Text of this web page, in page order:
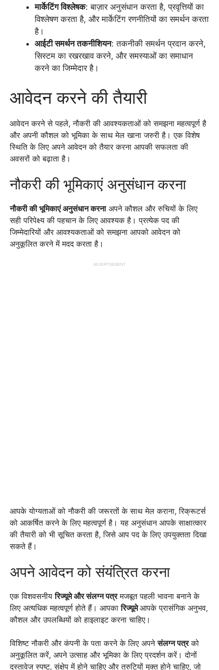
मार्केटिंग विश्लेषक: बाज़ार अनुसंधान करता है, प्रवृत्तियों का
विश्लेषण करता है, और मार्केटिंग रणनीतियों का समर्थन करता
है।
आईटी समर्थन तकनीशियन: तकनीकी समर्थन प्रदान करने,
सिस्टम का रखरखाव करने, और समस्याओं का समाधान
करने का जिम्मेदार है।
आवेदन करने की तैयारी
आवेदन करने से पहले, नौकरी की आवश्यकताओं को समझना महत्वपूर्ण है
और अपनी कौशल को भूमिका के साथ मेल खाना जरुरी है। एक विशेष
स्थिति के लिए अपने आवेदन को तैयार करना आपकी सफलता की
अवसरों को बढ़ाता है।
नौकरी की भूमिकाएं अनुसंधान करना
नौकरी की भूमिकाएं अनुसंधान करनाअपने कौशल और रुचियों के लिए
सही परिपेक्ष्य की पहचान के लिए आवश्यक है। प्रत्येक पद की
जिम्मेदारियों और आवश्यकताओं को समझना आपको आवेदन को
अनुकूलित करने में मदद करता है।
ADVERTISEMENT
आपके योग्यताओं को नौकरी की जरूरतों के साथ मेल कराना, रिक्रूटर्स
को आकर्षित करने के लिए महत्वपूर्ण है। यह अनुसंधान आपके साक्षात्कार
की तैयारी को भी सूचित करता है, जिसे आप पद के लिए उपयुक्तता दिखा
सकते हैं।
अपने आवेदन को संयंत्रित करना
एक विशवसनीयरिज्यूमे और संलग्न पत्रमजबूत पहली भावना बनाने के
लिए अत्यधिक महत्वपूर्ण होते हैं। आपकारिज्यूमेआपके प्रासंगिक अनुभव,
कौशल और उपलब्धियों को हाइलाइट करना चाहिए।
विशिष्ट नौकरी और कंपनी के पता करने के लिए अपनेसंलग्न पत्रको
अनुकूलित करें, अपने उत्साह और भूमिका के लिए प्रदर्शन करें। दोनों
दस्तावेज स्पष्ट, संक्षेप में होने चाहिए और त्रुटियों मुक्त होने चाहिए, जो